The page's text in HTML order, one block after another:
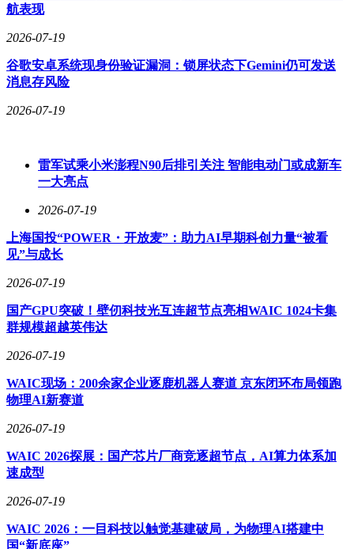
航表现
2026-07-19
谷歌安卓系统现身份验证漏洞：锁屏状态下Gemini仍可发送
消息存风险
2026-07-19
雷军试乘小米澎程N90后排引关注 智能电动门或成新车
一大亮点
2026-07-19
上海国投“POWER・开放麦”：助力AI早期科创力量“被看
见”与成长
2026-07-19
国产GPU突破！壁仞科技光互连超节点亮相WAIC 1024卡集
群规模超越英伟达
2026-07-19
WAIC现场：200余家企业逐鹿机器人赛道 京东闭环布局领跑
物理AI新赛道
2026-07-19
WAIC 2026探展：国产芯片厂商竞逐超节点，AI算力体系加
速成型
2026-07-19
WAIC 2026：一目科技以触觉基建破局，为物理AI搭建中
国“新底座”